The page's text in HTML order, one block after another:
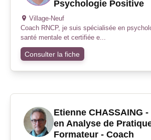
Psychologie Positive
Village-Neuf
Coach RNCP, je suis spécialisée en
santé mentale et certifiée e...
Consulter la fiche
Etienne CHASSAING
en Analyse de
Formateur - Coach